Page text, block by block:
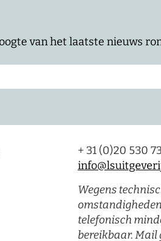
van het laatste nieuws
+ 31 (0)20 530
Wegens
telefonisch
bereikbaar. Mail